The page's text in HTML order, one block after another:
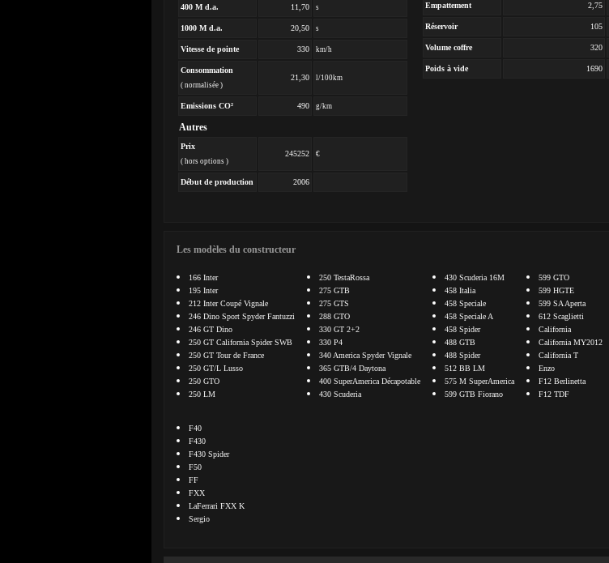
400 M d.a. 11,70 s
1000 M d.a. 20,50 s
Vitesse de pointe 330 km/h
Consommation
( normalisée )
21,30 l/100km
Emissions CO² 490 g/km
Autres
Prix
( hors options )
245252 €
Début de production 2006
Empattement 2,75
Réservoir 105
Volume coffre 320
Poids à vide 1690
Les modèles du constructeur
166 Inter
195 Inter
212 Inter Coupé Vignale
246 Dino Sport Spyder Fantuzzi
246 GT Dino
250 GT California Spider SWB
250 GT Tour de France
250 GT/L Lusso
250 GTO
250 LM
250 TestaRossa
275 GTB
275 GTS
288 GTO
330 GT 2+2
330 P4
340 America Spyder Vignale
365 GTB/4 Daytona
400 SuperAmerica Décapotable
430 Scuderia
430 Scuderia 16M
458 Italia
458 Speciale
458 Speciale A
458 Spider
488 GTB
488 Spider
512 BB LM
575 M SuperAmerica
599 GTB Fiorano
599 GTO
599 HGTE
599 SA Aperta
612 Scaglietti
California
California MY2012
California T
Enzo
F12 Berlinetta
F12 TDF
F40
F430
F430 Spider
F50
FF
FXX
LaFerrari FXX K
Sergio